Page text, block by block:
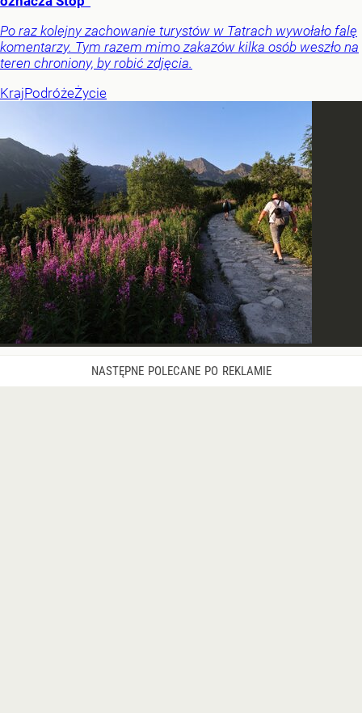
Po raz kolejny zachowanie turystów w Tatrach wywołało falę
komentarzy. Tym razem mimo zakazów kilka osób weszło na
teren chroniony, by robić zdjęcia.
KrajPodróżeŻycie